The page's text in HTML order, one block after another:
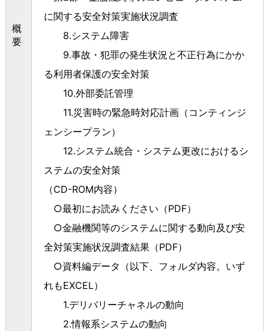
概
要
に関する安全対策実施状況調査
8.システム障害
9.事故・犯罪の発生状況と不正行為にかか
る利用者保護の安全対策
10.外部委託管理
11.災害時の緊急時対応計画（コンティンジ
ェンシープラン）
12.システム統合・システム更改におけるシ
ステムの安全対策
（CD-ROM内容）
○最初にお読みください（PDF）
○金融機関等のシステムに関する動向及び安
全対策実施状況調査結果（PDF）
○資料編データ（以下、フォルダ内容。いず
れもEXCEL）
1.デリバリーチャネルの動向
2.情報系システムの動向